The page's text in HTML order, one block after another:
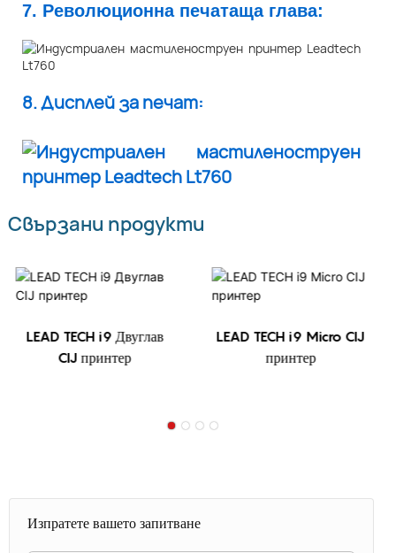
7. Революционна печатаща глава:
8. Дисплей за печат:
Свързани продукти
LEAD TECH i9 Двуглав
CIJ принтер
LEAD TECH i9 Micro CIJ
принтер
Изпратете вашето запитване